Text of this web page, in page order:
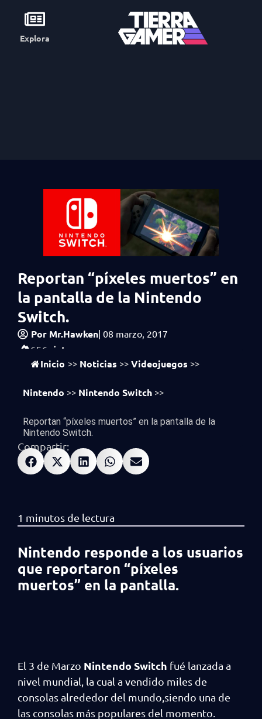
Explora
Reportan “píxeles muertos” en
la pantalla de la Nintendo
Switch.
Por Mr.Hawken| 08 marzo, 2017
656 vistas
Inicio >> Noticias >> Videojuegos >>
Nintendo >> Nintendo Switch >>
Reportan “píxeles muertos” en la pantalla de la
Nintendo Switch.
Compartir:
Nintendo responde a los usuarios
que reportaron “píxeles
muertos” en la pantalla.
El 3 de Marzo Nintendo Switch fué lanzada a
nivel mundial, la cual a vendido miles de
consolas alrededor del mundo,siendo una de
las consolas más populares del momento.